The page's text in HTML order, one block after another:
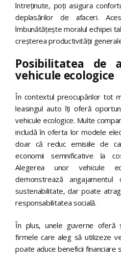
întreținute, poți asigura
deplasărilor de afaceri.
îmbunătățește moralul echipei
creșterea productivității
Posibilitatea de
vehicule ecologice
În contextul preocupărilor tot
leasingul auto îți oferă
vehicule ecologice. Multe
includă în oferta lor modele
doar că reduc emisiile de
economii semnificative la
Alegerea unor vehicule
demonstrează
sustenabilitate, dar poate
responsabilitatea socială.
În plus, unele guverne oferă
firmele care aleg să utilizeze
poate aduce beneficii financiare